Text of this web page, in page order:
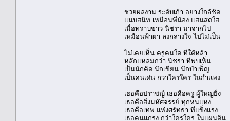
ช่วยผลงาน ระดับเก้า อย่างใกล้ชิด
แนบสนิท เหมือนพี่น้อง แสนสดใส
เมื่อทราบข่าว นิชรา มาจากไป
เหมือนฟ้าผ่า ลงกลางใจ ไปไม่เป็น
ไม่เคยเห็น ครูคนใด ที่ใต้หล้า
หลักแหลมกว่า นิชรา ที่พบเห็น
เป็นนักคิด นักเขียน นักบำเพ็ญ
เป็นคนเด่น กว่าใครใคร ในกำแพง
เธอคือปราชญ์ เธอคือครู ผู้ใหญ่ยิ่ง
เธอคือสิ่งมหัศจรรย์ ทุกหนแห่ง
เธอคือเทพ แห่งศรัทธา ที่แข็งแรง
เธอคนแกร่ง กว่าใครใคร ในแผ่นดิน